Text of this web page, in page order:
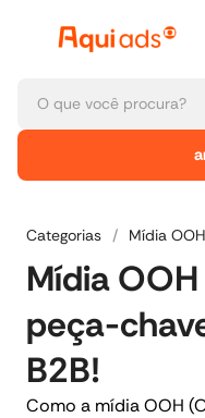
Categorias / Mídia OOH
Mídia
peça-
B2B!
Como a mídia OOH